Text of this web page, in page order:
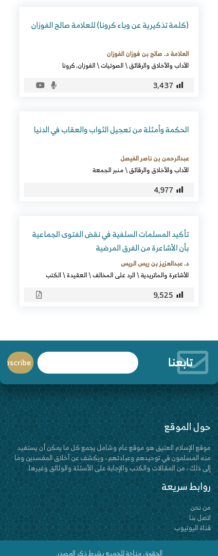
(كلمة تذكيرية عن وباء كرونا) للعلامة صالح الفوزان
العلامة د. صالح بن فوزان الفوزان
الآداب والأخلاق والرقائق\الصوتيات\الفوزان,كرونا
3٬437
الحكمة وأمثلة من تعجيل الثواب والعقاب في الدنيا
عبدالرحمن بن ناصر الفيصل
الآداب والأخلاق والرقائق\منبر الجمعة
4٬977
تأكيد المسلمات السلفية في نقض الفتوى الجماعية
بأن الأشاعرة من الفرق المرضية
د. عبدالعزيز بن ريس الريس
الأشاعرة والماتريدية\الرد على المخالف\العقيدة\الكتب
9٬525
تابعنا
حول الموقع
موقع الإسلام العتيق هو موقع عام وشامل يجمع كل ما يمكن أن يستفيد
منه المسلمون في توحيدهم وعبادتهم ، ويكشف عن أخلاق المفسدين وما
إلى ذلك ، من المقالات والكتب والإجابة على الأسئلة والوثائق وغيرها.
روابط سريعة
من نحن
اتصل بنا
قناة اليوتيوب
الحقوق متاحة للجميع بشرط ذكر المصدر.